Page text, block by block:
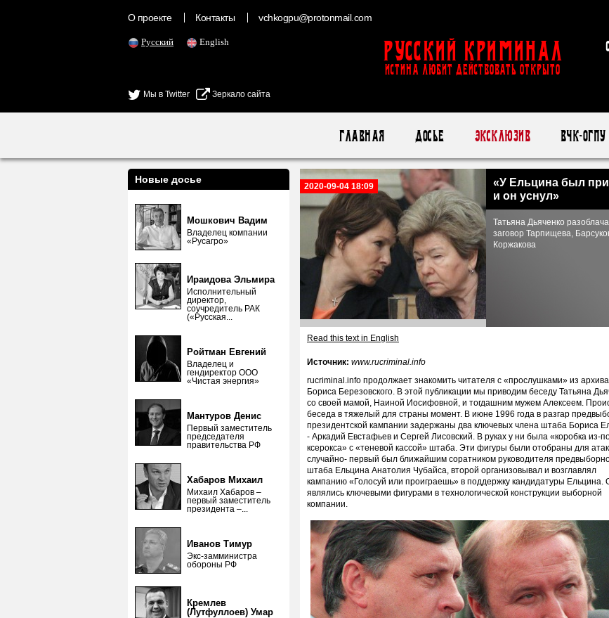
О проекте Контакты vchkogpu@protonmail.com
Русский English
Мы в Twitter Зеркало сайта
Русский Криминал
ИСТИНА ЛЮБИТ ДЕЙСТВОВАТЬ ОТКРЫТО
Главная Досье Эксклюзив ВЧК-ОГПУ
Новые досье
Мошкович Вадим
Владелец компании
«Русагро»
Ираидова Эльмира
Исполнительный
директор,
соучредитель РАК
(«Русская...
Ройтман Евгений
Владелец и
гендиректор ООО
«Чистая энергия»
Мантуров Денис
Первый заместитель
председателя
правительства РФ
Хабаров Михаил
Михаил Хабаров –
первый заместитель
президента –...
Иванов Тимур
Экс-замминистра
обороны РФ
Кремлев
(Лутфуллоев) Умар
2020-09-04 18:09
«У Ельцина был
и он уснул»
Татьяна Дьяченко
заговор Тарпищева,
Коржакова
Read this text in English
Источник: www.rucriminal.info
rucriminal.info продолжает знакомить читателя с «прослушками» из архива
Бориса Березовского. В этой публикации мы приводим беседу Татьяна
со своей мамой, Наиной Иосифовной, и тогдашним мужем Алексеем.
беседа в тяжелый для страны момент. В июне 1996 года в разгар
президентской кампании задержаны два ключевых члена штаба Бориса
- Аркадий Евстафьев и Сергей Лисовский. В руках у ни была «коробка из-
ксерокса» с «теневой кассой» штаба. Эти фигуры были отобраны для
случайно- первый был ближайшим соратником руководителя
штаба Ельцина Анатолия Чубайса, второй организовывал и возглавлял
кампанию «Голосуй или проиграешь» в поддержку кандидатуры Ельцина.
являлись ключевыми фигурами в технологической конструкции выборной
компании.